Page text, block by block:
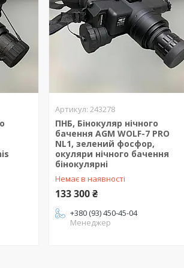
243278
ПНБ, Бінокуляр нічного
бачення AGM WOLF-7 PRO
NL1, зелений фосфор,
окуляри нічного бачення
бінокулярні
Немає в наявності
133 300 ₴
+380 (93) 450-45-04
Менеджер